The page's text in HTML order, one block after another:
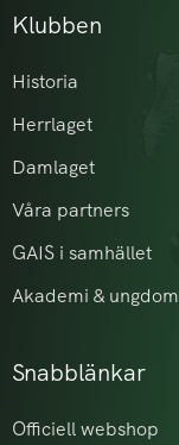
Klubben
Historia
Herrlaget
Damlaget
Våra partners
GAIS i samhället
Akademi & ungdom
Snabblänkar
Officiell webshop